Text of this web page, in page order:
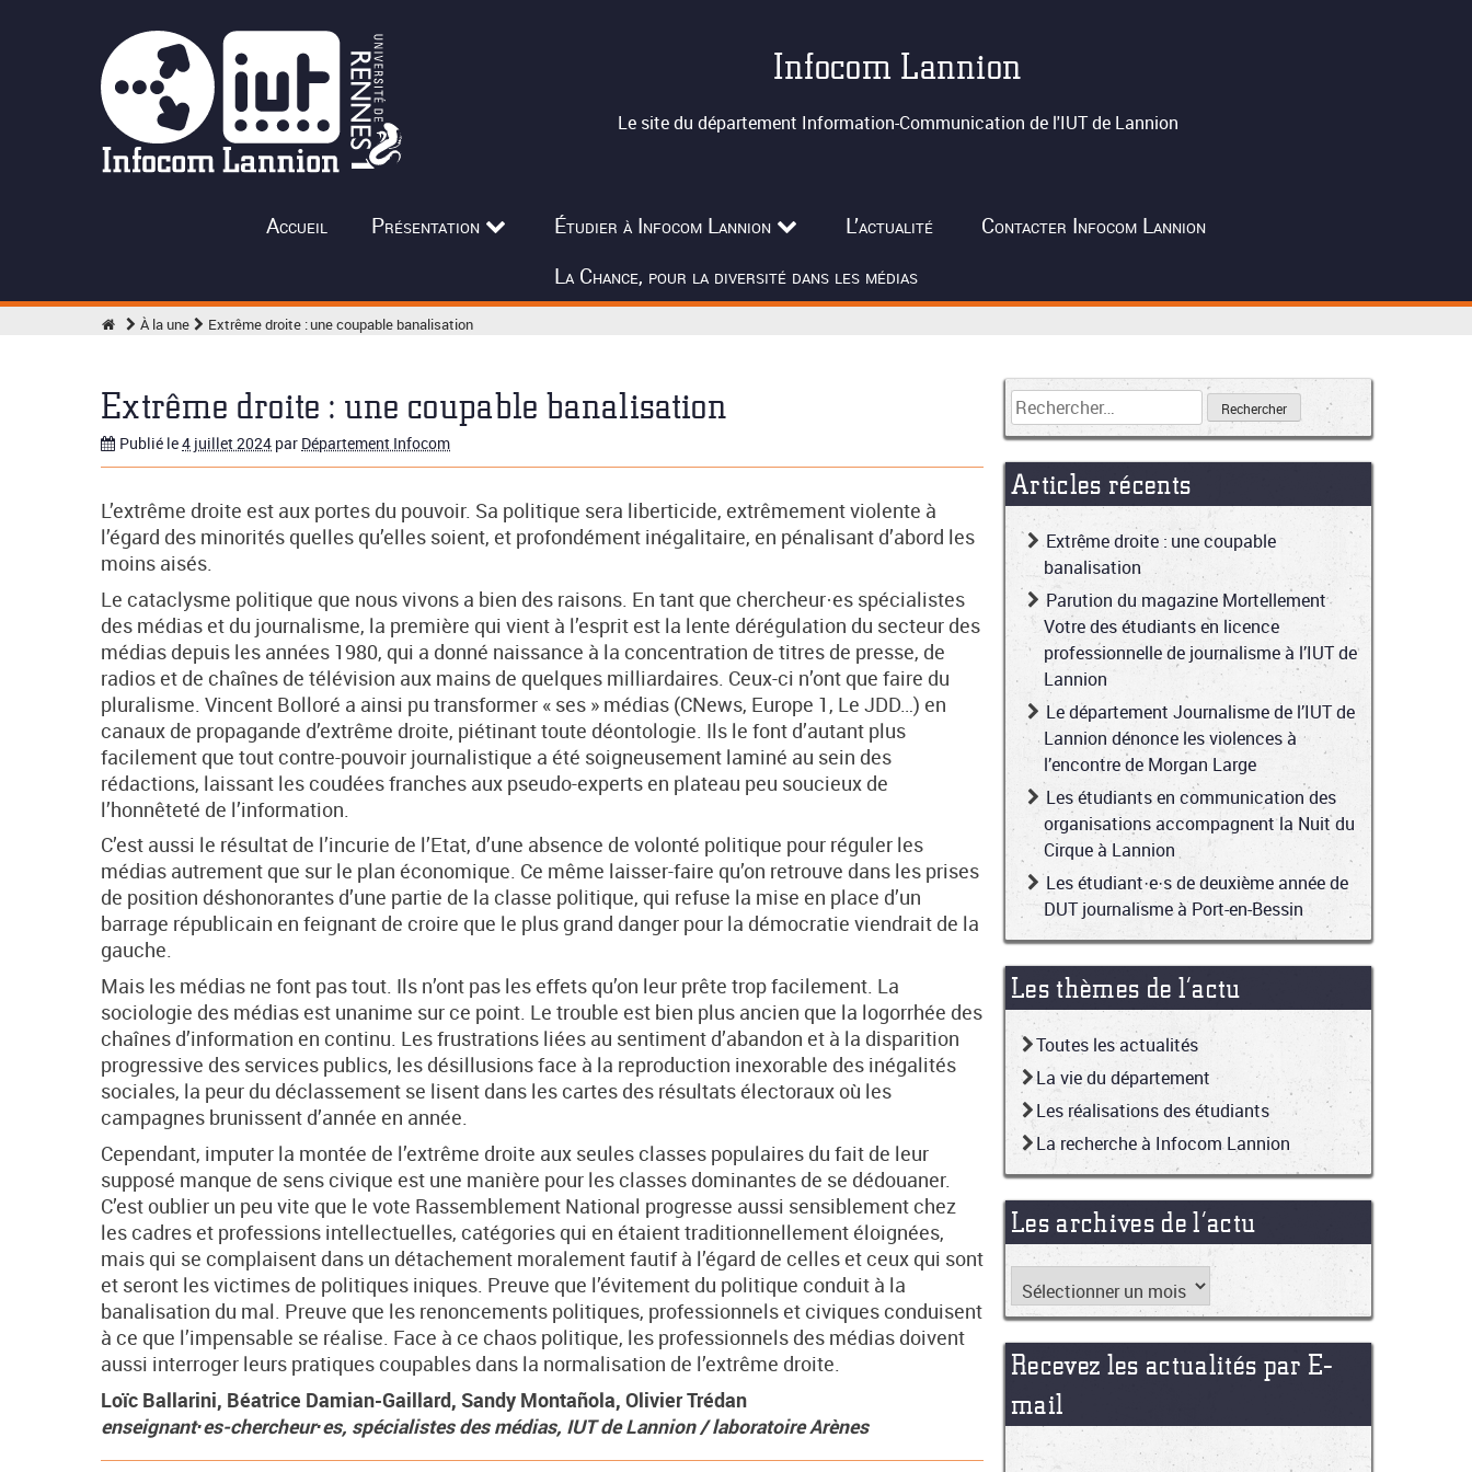
Infocom Lannion
Le site du département Information-Communication de l'IUT de Lannion
Accueil Présentation Étudier à Infocom Lannion L’actualité
Contacter Infocom Lannion
La Chance, pour la diversité dans les médias
À la une Extrême droite : une coupable banalisation
Extrême droite : une coupable banalisation
Publié le4 juillet 2024 par Département Infocom
L’extrême droite est aux portes du pouvoir. Sa politique sera liberticide, extrêmement violente à
l’égard des minorités quelles qu’elles soient, et profondément inégalitaire, en pénalisant d’abord les
moins aisés.
Le cataclysme politique que nous vivons a bien des raisons. En tant que chercheur·es spécialistes
des médias et du journalisme, la première qui vient à l’esprit est la lente dérégulation du secteur des
médias depuis les années 1980, qui a donné naissance à la concentration de titres de presse, de
radios et de chaînes de télévision aux mains de quelques milliardaires. Ceux-ci n’ont que faire du
pluralisme. Vincent Bolloré a ainsi pu transformer « ses » médias (CNews, Europe 1, Le JDD…) en
canaux de propagande d’extrême droite, piétinant toute déontologie. Ils le font d’autant plus
facilement que tout contre-pouvoir journalistique a été soigneusement laminé au sein des
rédactions, laissant les coudées franches aux pseudo-experts en plateau peu soucieux de
l’honnêteté de l’information.
C’est aussi le résultat de l’incurie de l’Etat, d’une absence de volonté politique pour réguler les
médias autrement que sur le plan économique. Ce même laisser-faire qu’on retrouve dans les prises
de position déshonorantes d’une partie de la classe politique, qui refuse la mise en place d’un
barrage républicain en feignant de croire que le plus grand danger pour la démocratie viendrait de la
gauche.
Mais les médias ne font pas tout. Ils n’ont pas les effets qu’on leur prête trop facilement. La
sociologie des médias est unanime sur ce point. Le trouble est bien plus ancien que la logorrhée des
chaînes d’information en continu. Les frustrations liées au sentiment d’abandon et à la disparition
progressive des services publics, les désillusions face à la reproduction inexorable des inégalités
sociales, la peur du déclassement se lisent dans les cartes des résultats électoraux où les
campagnes brunissent d’année en année.
Cependant, imputer la montée de l’extrême droite aux seules classes populaires du fait de leur
supposé manque de sens civique est une manière pour les classes dominantes de se dédouaner.
C’est oublier un peu vite que le vote Rassemblement National progresse aussi sensiblement chez
les cadres et professions intellectuelles, catégories qui en étaient traditionnellement éloignées,
mais qui se complaisent dans un détachement moralement fautif à l’égard de celles et ceux qui sont
et seront les victimes de politiques iniques. Preuve que l’évitement du politique conduit à la
banalisation du mal. Preuve que les renoncements politiques, professionnels et civiques conduisent
à ce que l’impensable se réalise. Face à ce chaos politique, les professionnels des médias doivent
aussi interroger leurs pratiques coupables dans la normalisation de l’extrême droite.
Loïc Ballarini, Béatrice Damian-Gaillard, Sandy Montañola, Olivier Trédan
enseignant·es-chercheur·es, spécialistes des médias, IUT de Lannion / laboratoire Arènes
Articles récents
Extrême droite : une coupable
banalisation
Parution du magazine Mortellement
Votre des étudiants en licence
professionnelle de journalisme à l’IUT de
Lannion
Le département Journalisme de l’IUT de
Lannion dénonce les violences à
l’encontre de Morgan Large
Les étudiants en communication des
organisations accompagnent la Nuit du
Cirque à Lannion
Les étudiant·e·s de deuxième année de
DUT journalisme à Port-en-Bessin
Les thèmes de l’actu
Toutes les actualités
La vie du département
Les réalisations des étudiants
La recherche à Infocom Lannion
Les archives de l’actu
Recevez les actualités par E-
mail